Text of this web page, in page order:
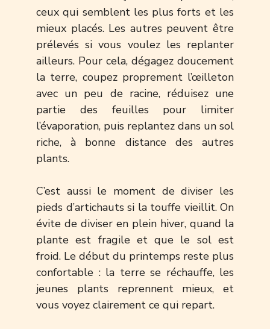
ceux qui semblent les plus forts et les
mieux placés. Les autres peuvent être
prélevés si vous voulez les replanter
ailleurs. Pour cela, dégagez doucement
la terre, coupez proprement l’œilleton
avec un peu de racine, réduisez une
partie des feuilles pour limiter
l’évaporation, puis replantez dans un sol
riche, à bonne distance des autres
plants.
C’est aussi le moment de diviser les
pieds d’artichauts si la touffe vieillit. On
évite de diviser en plein hiver, quand la
plante est fragile et que le sol est
froid. Le début du printemps reste plus
confortable : la terre se réchauffe, les
jeunes plants reprennent mieux, et
vous voyez clairement ce qui repart.